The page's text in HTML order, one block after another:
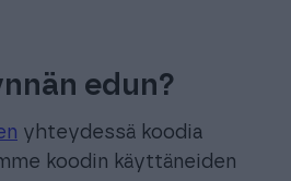
edun?
yhteydessä koodia
koodin käyttäneiden